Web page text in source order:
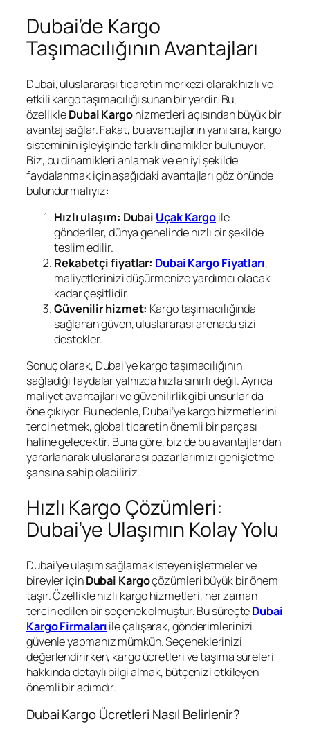
Dubai’de Kargo
Taşımacılığının Avantajları
Dubai, uluslararası ticaretin merkezi olarak hızlı ve
etkili kargo taşımacılığı sunan bir yerdir. Bu,
özellikleDubai Kargohizmetleri açısından büyük bir
avantaj sağlar. Fakat, bu avantajların yanı sıra, kargo
sisteminin işleyişinde farklı dinamikler bulunuyor.
Biz, bu dinamikleri anlamak ve en iyi şekilde
faydalanmak için aşağıdaki avantajları göz önünde
bulundurmalıyız:
Hızlı ulaşım: Dubai Uçak Kargoile
gönderiler, dünya genelinde hızlı bir şekilde
teslim edilir.
Rekabetçi fiyatlar: Dubai Kargo Fiyatları,
maliyetlerinizi düşürmenize yardımcı olacak
kadar çeşitlidir.
Güvenilir hizmet: Kargo taşımacılığında
sağlanan güven, uluslararası arenada sizi
destekler.
Sonuç olarak, Dubai’ye kargo taşımacılığının
sağladığı faydalar yalnızca hızla sınırlı değil. Ayrıca
maliyet avantajları ve güvenilirlik gibi unsurlar da
öne çıkıyor. Bu nedenle, Dubai’ye kargo hizmetlerini
tercih etmek, global ticaretin önemli bir parçası
haline gelecektir. Buna göre, biz de bu avantajlardan
yararlanarak uluslararası pazarlarımızı genişletme
şansına sahip olabiliriz.
Hızlı Kargo Çözümleri:
Dubai’ye Ulaşımın Kolay Yolu
Dubai’ye ulaşım sağlamak isteyen işletmeler ve
bireyler içinDubai Kargoçözümleri büyük bir önem
taşır. Özellikle hızlı kargo hizmetleri, her zaman
tercih edilen bir seçenek olmuştur. Bu süreçteDubai
Kargo Firmalarıile çalışarak, gönderimlerinizi
güvenle yapmanız mümkün. Seçeneklerinizi
değerlendirirken, kargo ücretleri ve taşıma süreleri
hakkında detaylı bilgi almak, bütçenizi etkileyen
önemli bir adımdır.
Dubai Kargo Ücretleri Nasıl Belirlenir?